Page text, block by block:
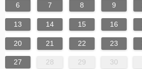
6 7 8 9
13 14 15 16
20 21 22 23
27 28 29 30